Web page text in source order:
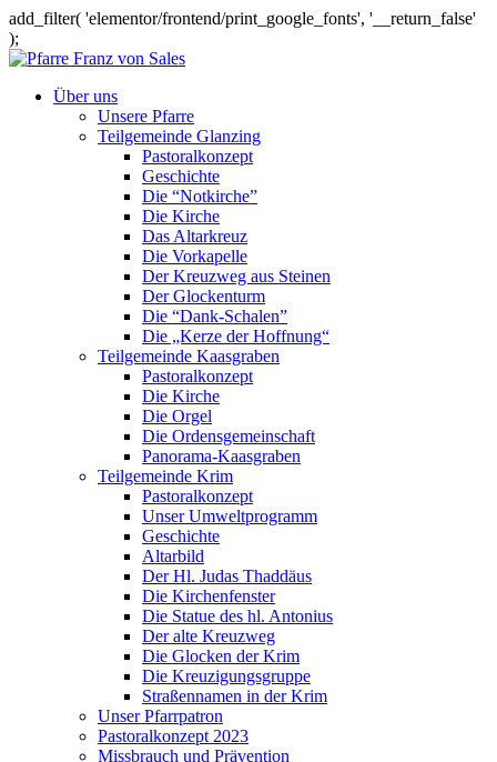
add_filter( 'elementor/frontend/print_google_fonts', '__return_false'
);
Über uns
Unsere Pfarre
Teilgemeinde Glanzing
Pastoralkonzept
Geschichte
Die “Notkirche”
Die Kirche
Das Altarkreuz
Die Vorkapelle
Der Kreuzweg aus Steinen
Der Glockenturm
Die “Dank-Schalen”
Die „Kerze der Hoffnung“
Teilgemeinde Kaasgraben
Pastoralkonzept
Die Kirche
Die Orgel
Die Ordensgemeinschaft
Panorama-Kaasgraben
Teilgemeinde Krim
Pastoralkonzept
Unser Umweltprogramm
Geschichte
Altarbild
Der Hl. Judas Thaddäus
Die Kirchenfenster
Die Statue des hl. Antonius
Der alte Kreuzweg
Die Glocken der Krim
Die Kreuzigungsgruppe
Straßennamen in der Krim
Unser Pfarrpatron
Pastoralkonzept 2023
Missbrauch und Prävention